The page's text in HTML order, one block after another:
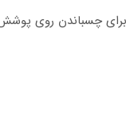
چسباندن روی